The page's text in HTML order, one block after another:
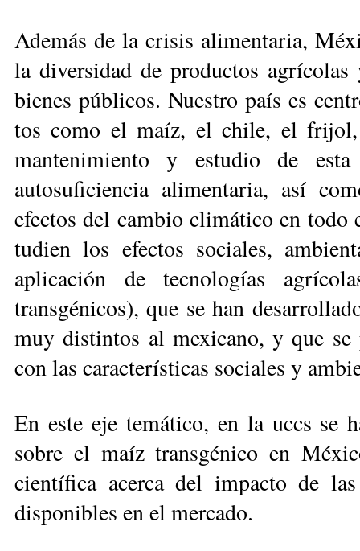
Además de la crisis ali­men­taria,
la diversidad de productos
bienes públicos. Nues­tro país es
tos como el maíz, el chi­le, el
mantenimien­to y estudio de
autosuficiencia alimentaria, así
efectos del cam­bio climático en
tudien los efectos sociales,
aplicación de tec­­no­logías
transgénicos), que se han
muy distintos al mexicano, y que se
con las características sociales y
En este eje temático, en la uccs se
sobre el maíz trans­génico en
científica acerca del impacto de
disponibles en el mer­cado.